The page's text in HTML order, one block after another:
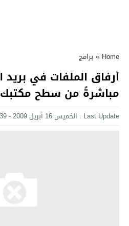
Home
» برامج
مباشرةً من سطح مكتبك
Last Update : الخميس 16 أبريل 2009 - 10:39 صباحًا